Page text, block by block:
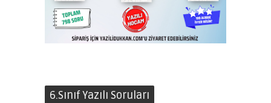
6.Sınıf Yazılı Soruları